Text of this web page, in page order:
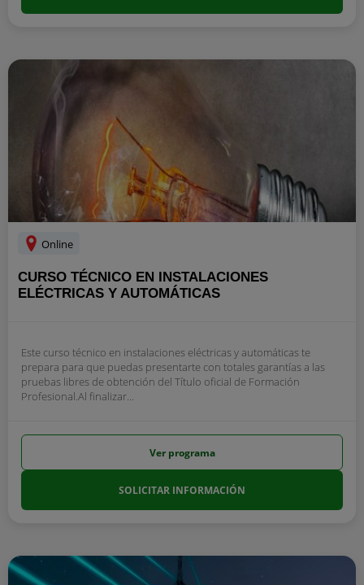
Online
CURSO TÉCNICO EN INSTALACIONES
ELÉCTRICAS Y AUTOMÁTICAS
Este curso técnico en instalaciones eléctricas y automáticas te
prepara para que puedas presentarte con totales garantías a las
pruebas libres de obtención del Título oficial de Formación
Profesional.Al finalizar...
Ver programa
SOLICITAR INFORMACIÓN